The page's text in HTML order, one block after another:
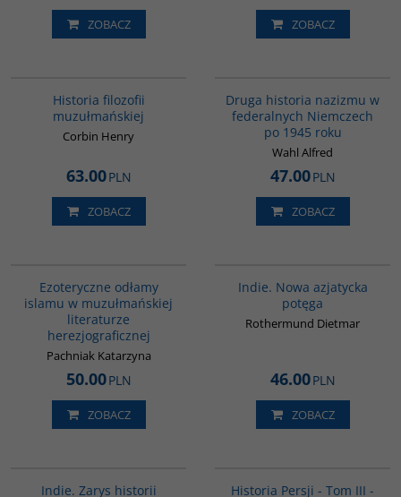
ZOBACZ ZOBACZ
Historia filozofii
muzułmańskiej
Corbin Henry
63.00PLN
ZOBACZ
Druga historia nazizmu w
federalnych Niemczech
po 1945 roku
Wahl Alfred
47.00PLN
ZOBACZ
Ezoteryczne odłamy
islamu w muzułmańskiej
literaturze
herezjograficznej
Pachniak Katarzyna
50.00PLN
ZOBACZ
Indie. Nowa azjatycka
potęga
Rothermund Dietmar
46.00PLN
ZOBACZ
Indie. Zarys historii
Historia Persji - Tom III -